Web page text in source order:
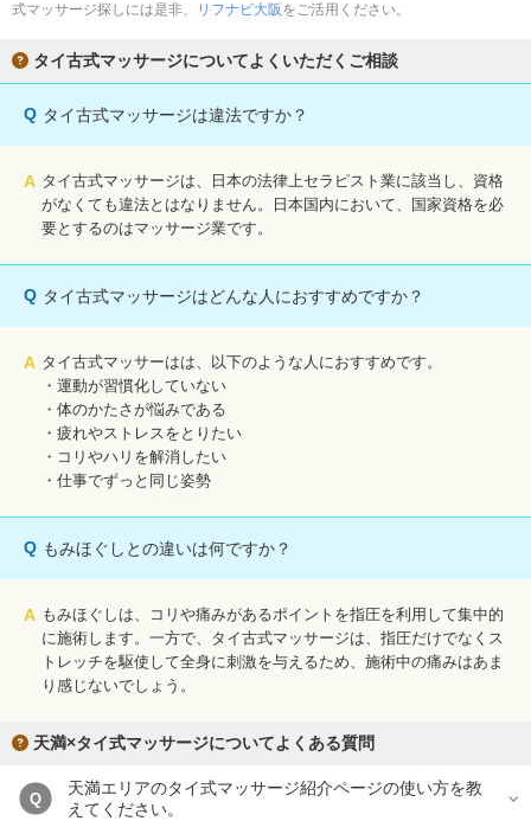
専用駐車場あり 有資格者在籍
スタッフ指名可 Ｗセラピスト
駅から徒歩5分以内
式マッサージ探しには是非、
リフナビ大阪 をご活用ください。
タイ古式マッサージについてよくいただくご相談
Q タイ古式マッサージは違法ですか？
A タイ古式マッサージは、日本の法律上セラピスト業に該当し、資格
がなくても違法とはなりません。日本国内において、国家資格を必
要とするのはマッサージ業です。
Q タイ古式マッサージはどんな人におすすめですか？
A タイ古式マッサーはは、以下のような人におすすめです。
・運動が習慣化していない
・体のかたさが悩みである
・疲れやストレスをとりたい
・コリやハリを解消したい
・仕事でずっと同じ姿勢
Q もみほぐしとの違いは何ですか？
A もみほぐしは、コリや痛みがあるポイントを指圧を利用して集中的
に施術します。一方で、タイ古式マッサージは、指圧だけでなくス
トレッチを駆使して全身に刺激を与えるため、施術中の痛みはあま
り感じないでしょう。
天満×タイ式マッサージについてよくある質問
Q
天満エリアのタイ式マッサージ紹介ページの使い方を教
えてください。